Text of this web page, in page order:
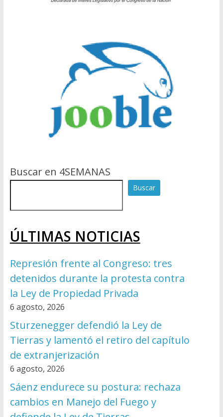
Buscar en 4SEMANAS
Buscar
ÚLTIMAS NOTICIAS
Represión frente al Congreso: tres
detenidos durante la protesta contra
la Ley de Propiedad Privada
6 agosto, 2026
Sturzenegger defendió la Ley de
Tierras y lamentó el retiro del capítulo
de extranjerización
6 agosto, 2026
Sáenz endurece su postura: rechaza
cambios en Manejo del Fuego y